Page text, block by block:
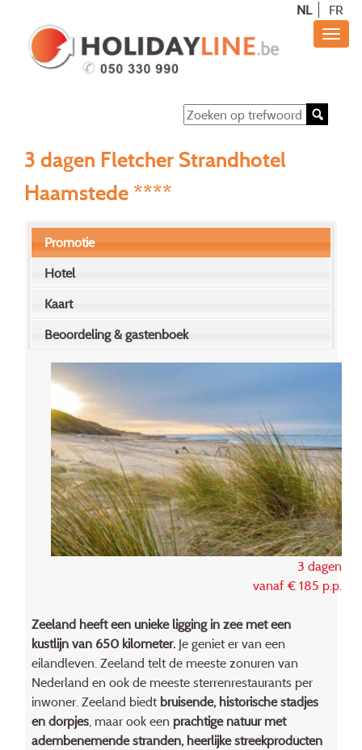
NL FR
3 dagen Fletcher Strandhotel
Haamstede ****
Promotie
Hotel
Kaart
Beoordeling & gastenboek
3 dagen
vanaf € 185 p.p.
Zeeland heeft een unieke ligging in zee met een
kustlijn van 650 kilometer.Je geniet er van een
eilandleven. Zeeland telt de meeste zonuren van
Nederland en ook de meeste sterrenrestaurants per
inwoner. Zeeland biedt bruisende, historische stadjes
en dorpjes, maar ook een prachtige natuur met
adembenemende stranden, heerlijke streekproducten